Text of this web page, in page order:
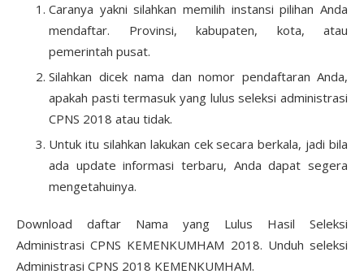
Caranya yakni silahkan memilih instansi pilihan Anda
mendaftar. Provinsi, kabupaten, kota, atau
pemerintah pusat.
Silahkan dicek nama dan nomor pendaftaran Anda,
apakah pasti termasuk yang lulus seleksi administrasi
CPNS 2018 atau tidak.
Untuk itu silahkan lakukan cek secara berkala, jadi bila
ada update informasi terbaru, Anda dapat segera
mengetahuinya.
Download daftar Nama yang Lulus Hasil Seleksi
Administrasi CPNS KEMENKUMHAM 2018. Unduh seleksi
Administrasi CPNS 2018 KEMENKUMHAM.